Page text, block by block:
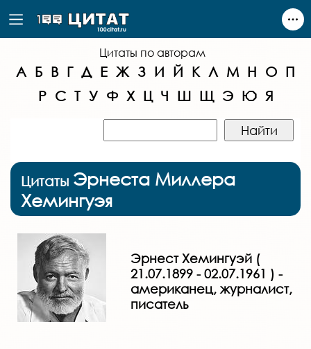
Цитаты по авторам
А Б В Г Д Е Ж З И Й К Л М Н О П
Р С Т У Ф Х Ц Ч Ш Щ Э Ю Я
Цитаты Эрнеста Миллера
Хемингуэя
Эрнест Хемингуэй (
21.07.1899 - 02.07.1961 ) -
американец, журналист,
писатель